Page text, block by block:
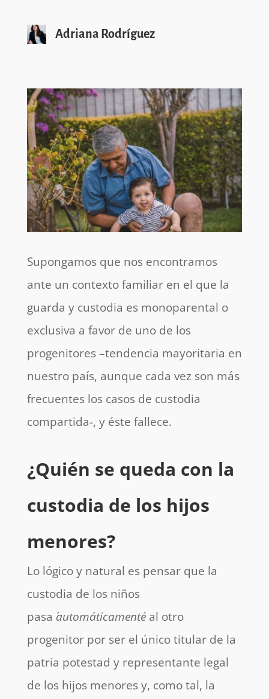
Adriana Rodríguez
Supongamos que nos encontramos
ante un contexto familiar en el que la
guarda y custodia es monoparental o
exclusiva a favor de uno de los
progenitores –tendencia mayoritaria en
nuestro país, aunque cada vez son más
frecuentes los casos de custodia
compartida-, y éste fallece.
¿Quién se queda con la
custodia de los hijos
menores?
Lo lógico y natural es pensar que la
custodia de los niños
pasa ´automáticamente´al otro
progenitor por ser el único titular de la
patria potestad y representante legal
de los hijos menores y, como tal, la